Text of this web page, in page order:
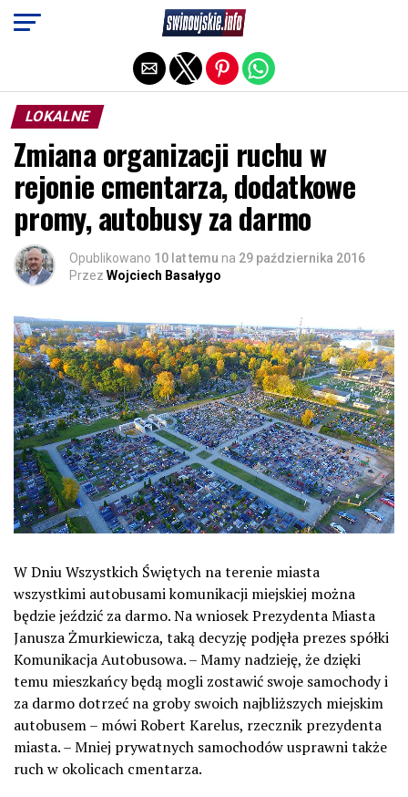
LOKALNE
Zmiana organizacji ruchu w
rejonie cmentarza, dodatkowe
promy, autobusy za darmo
Opublikowano 10 lat temu na 29 października 2016
Przez Wojciech Basałygo
W Dniu Wszystkich Świętych na terenie miasta
wszystkimi autobusami komunikacji miejskiej można
będzie jeździć za darmo. Na wniosek Prezydenta Miasta
Janusza Żmurkiewicza, taką decyzję podjęła prezes spółki
Komunikacja Autobusowa. – Mamy nadzieję, że dzięki
temu mieszkańcy będą mogli zostawić swoje samochody i
za darmo dotrzeć na groby swoich najbliższych miejskim
autobusem – mówi Robert Karelus, rzecznik prezydenta
miasta. – Mniej prywatnych samochodów usprawni także
ruch w okolicach cmentarza.
Exit mobile version